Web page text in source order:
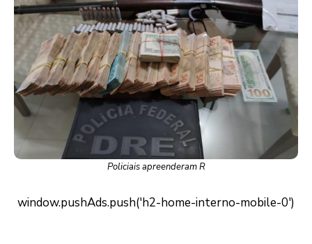
Policiais apreenderam R